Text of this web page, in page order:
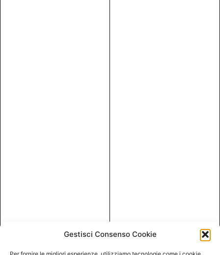
Gestisci Consenso Cookie